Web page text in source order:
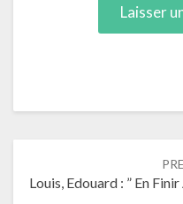
lesLouis, Edouard : ” En